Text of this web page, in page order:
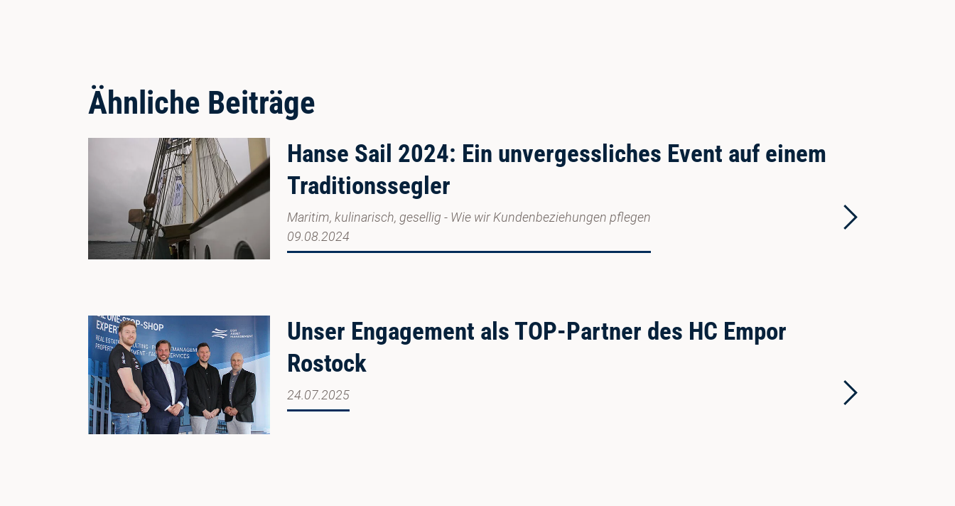
Ähnliche Beiträge
Hanse Sail 2024: Ein unvergessliches Event auf einem
Traditionssegler
Maritim, kulinarisch, gesellig - Wie wir Kundenbeziehungen pflegen
09.08.2024
Unser Engagement als TOP-Partner des HC Empor
Rostock
24.07.2025